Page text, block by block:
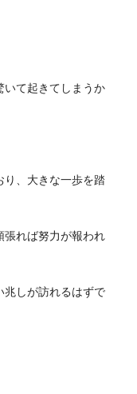
いて起きてしまうか
り、大きな一歩を踏
張れば努力が報われ
兆しが訪れるはずで